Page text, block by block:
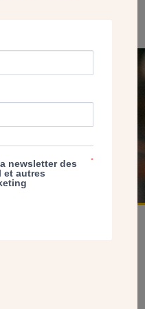
DON
newsletter des
et autres
*